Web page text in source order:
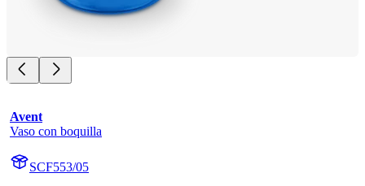
Avent
Vaso con boquilla
SCF553/05